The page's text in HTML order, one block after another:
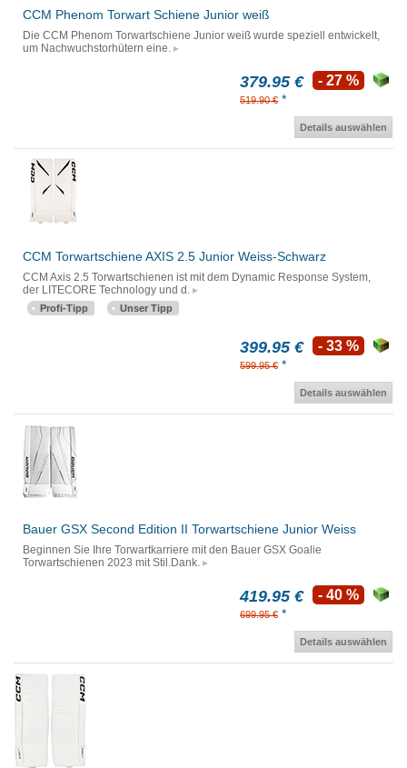
CCM Phenom Torwart Schiene Junior weiß
Die CCM Phenom Torwartschiene Junior weiß wurde speziell entwickelt,
um Nachwuchstorhütern eine.
379.95 €
519.90 € *
- 27 %
Details auswählen
CCM Torwartschiene AXIS 2.5 Junior Weiss-Schwarz
CCM Axis 2.5 Torwartschienen ist mit dem Dynamic Response System,
der LITECORE Technology und d.
Profi-Tipp Unser Tipp
399.95 €
599.95 € *
- 33 %
Details auswählen
Bauer GSX Second Edition II Torwartschiene Junior Weiss
Beginnen Sie Ihre Torwartkarriere mit den Bauer GSX Goalie
Torwartschienen 2023 mit Stil.Dank.
419.95 €
699.95 € *
- 40 %
Details auswählen